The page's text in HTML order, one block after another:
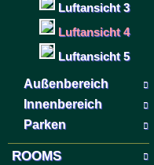
Luftansicht 3
Luftansicht 4
Luftansicht 5
Außenbereich
Innenbereich
Parken
ROOMS